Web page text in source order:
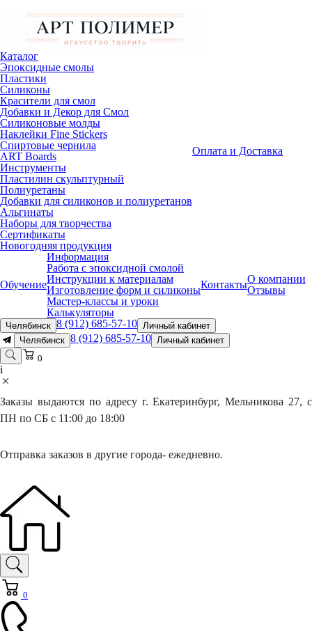
Каталог
Эпоксидные смолы
Пластики
Силиконы
Красители для смол
Добавки и Декор для Смол
Силиконовые молды
Наклейки Fine Stickers
Спиртовые чернила
ART Boards
Инструменты
Пластилин скульптурный
Полиуретаны
Добавки для силиконов и полиуретанов
Альгинаты
Наборы для творчества
Сертификаты
Новогодняя продукция
Оплата и Доставка
Обучение
Информация
Работа с эпоксидной смолой
Инструкции к материалам
Изготовление форм и силиконы
Мастер-классы и уроки
Калькуляторы
КонтактыО компании
Отзывы
Челябинск 8 (912) 685-57-10 Личный кабинет
Челябинск 8 (912) 685-57-10 Личный кабинет
0
i
Заказы выдаются по адресу г. Екатеринбург, Мельникова 27, с
ПН по СБ с 11:00 до 18:00
Отправка заказов в другие города- ежедневно.
0